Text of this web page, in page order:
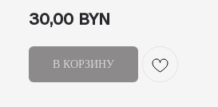
30,00 BYN
В КОРЗИНУ